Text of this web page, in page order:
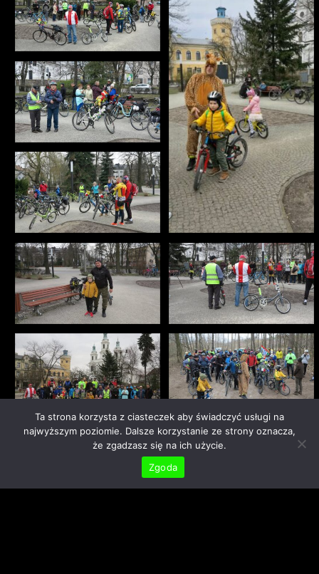
Ta strona korzysta z ciasteczek aby świadczyć usługi na
najwyższym poziomie. Dalsze korzystanie ze strony oznacza,
że zgadzasz się na ich użycie.
Zgoda